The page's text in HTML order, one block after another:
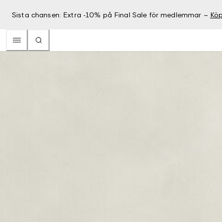
Sista chansen: Extra -10% på Final Sale för medlemmar –